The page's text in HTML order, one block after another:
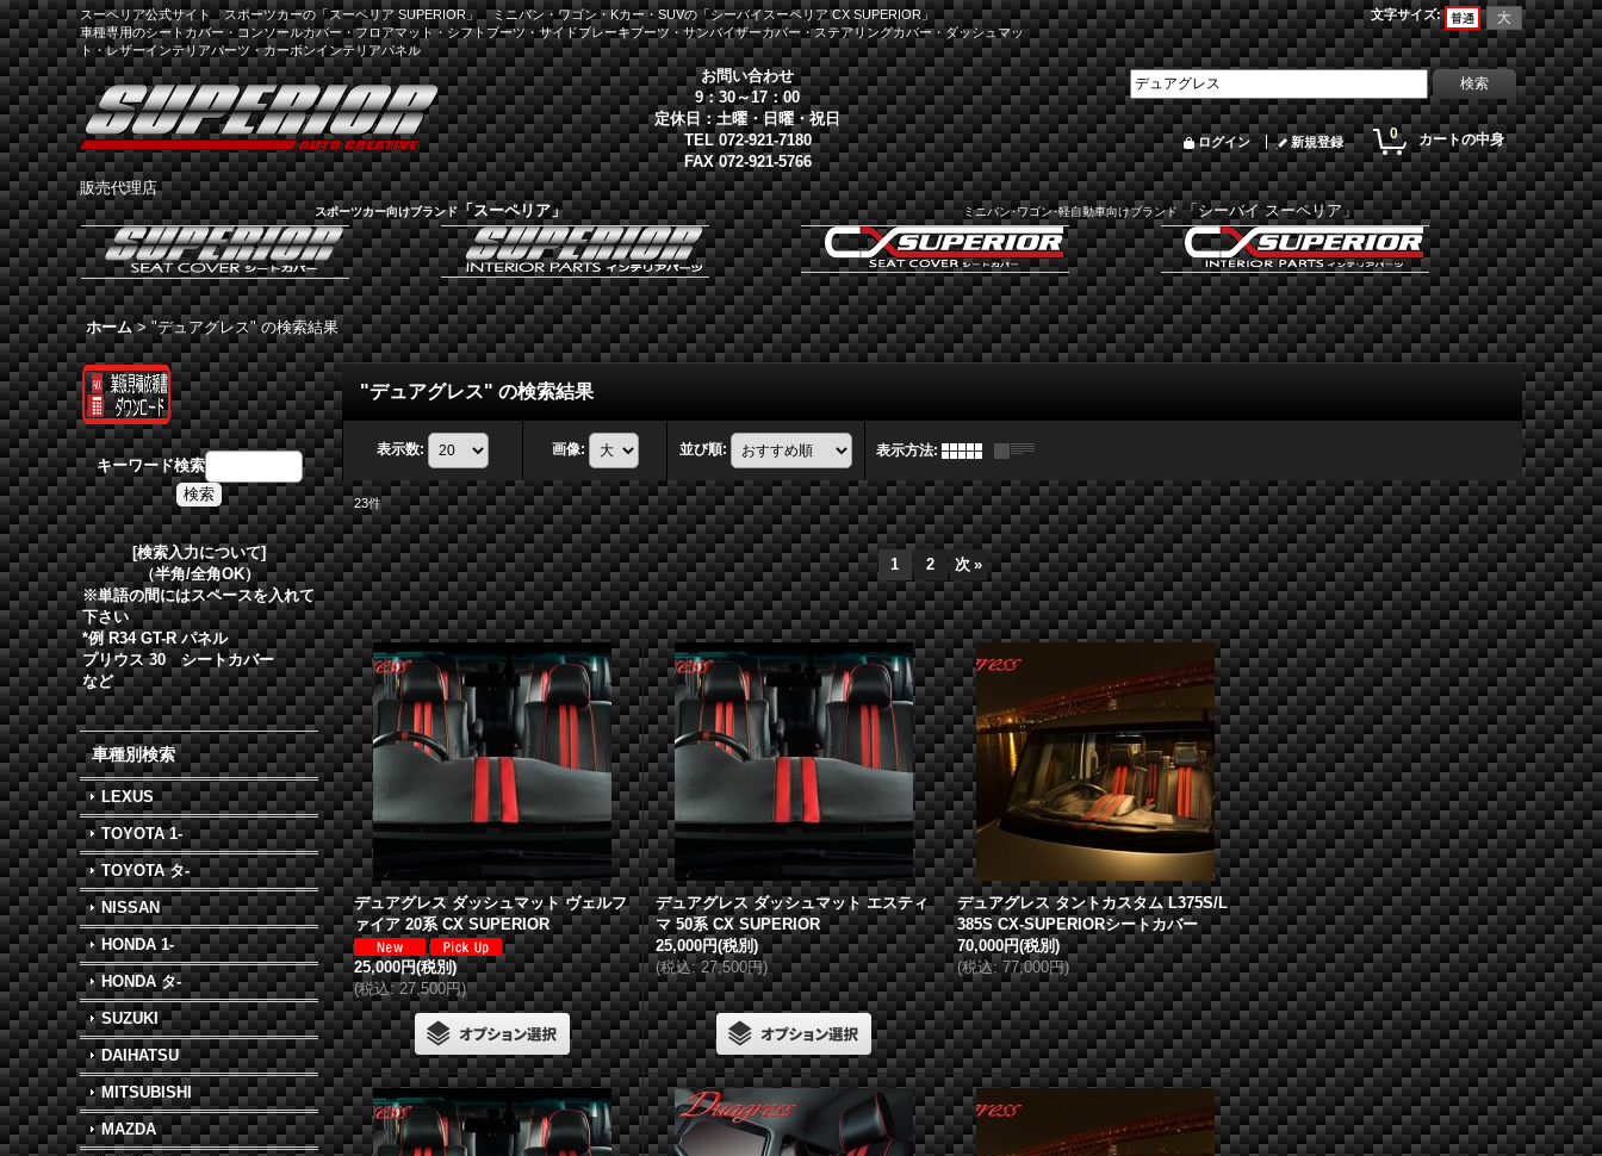
スーペリア公式サイト スポーツカーの「スーペリア SUPERIOR」 ミニバン・ワゴン・Kカー・SUVの「シーバイスーペリア CX SUPERIOR」
車種専用のシートカバー・コンソールカバー・フロアマット・シフトブーツ・サイドブレーキブーツ・サンバイザーカバー・ステアリングカバー・ダッシュマッ
ト・レザーインテリアパーツ・カーボンインテリアパネル
文字サイズ:
お問い合わせ
9：30～17：00
定休日：土曜・日曜・祝日
TEL 072-921-7180
FAX 072-921-5766
0 カートの中身
ログイン 新規登録
販売代理店
スポーツカー向けブランド「スーペリア」 ミニバン･ワゴン･軽自動車向けブランド「シーバイ スーペリア」
ホーム > "デュアグレス"の検索結果
キーワード検索
[検索入力について]
（半角/全角OK）
※単語の間にはスペースを入れて
下さい
*例 R34 GT-R パネル
プリウス 30 シートカバー
など
車種別検索
LEXUS
TOYOTA 1-
TOYOTA タ-
NISSAN
HONDA 1-
HONDA タ-
SUZUKI
DAIHATSU
MITSUBISHI
MAZDA
"デュアグレス" の検索結果
表示数: 画像: 並び順: 表示方法:
23件
1 2 次 »
デュアグレスダッシュマット ヴェルフ
ァイア 20系 CX SUPERIOR
25,000円(税別)
(税込: 27,500円)
デュアグレスダッシュマット エスティ
マ 50系 CX SUPERIOR
25,000円(税別)
(税込: 27,500円)
デュアグレスタントカスタム L375S/L
385S CX-SUPERIORシートカバー
70,000円(税別)
(税込: 77,000円)